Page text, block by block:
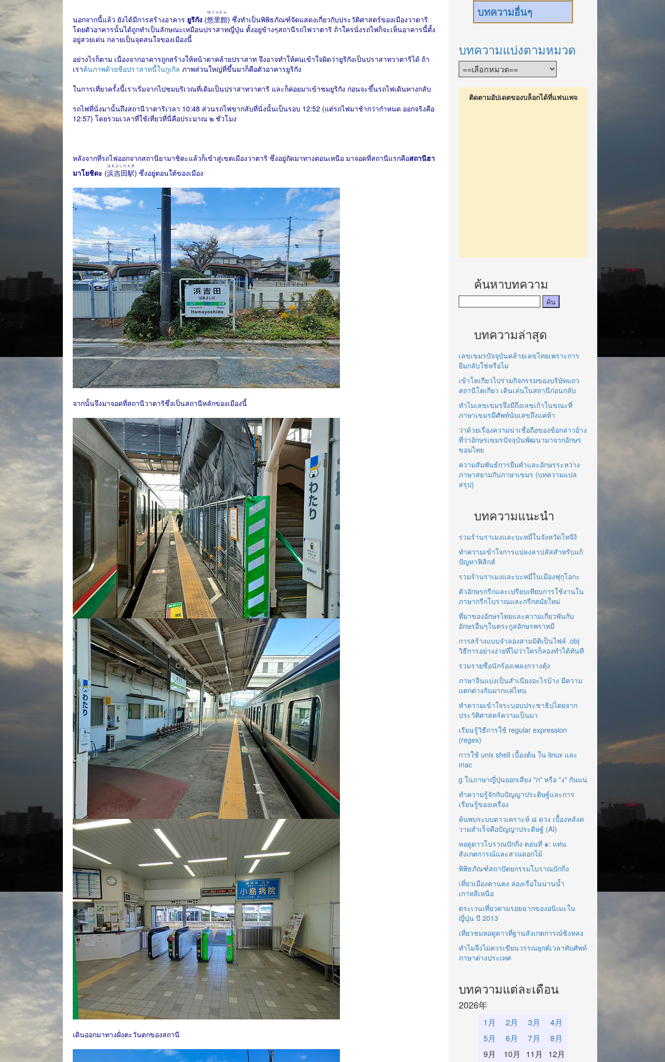
นอกจากนี้แล้ว ยังได้มีการสร้างอาคาร ยูริกัง (悠里館
ゆうりかん
) ซึ่งทำเป็นพิพิธภัณฑ์จัดแสดงเกี่ยวกับประวัติศาสตร์ของเมืองวาตาริ
โดยตัวอาคารนั้นได้ถูกทำเป็นลักษณะเหมือนปราสาทญี่ปุ่น ตั้งอยู่ข้างๆสถานีรถไฟวาตาริ ถ้าใครนั่งรถไฟก็จะเห็นอาคารนี้ตั้ง
อยู่สวยเด่น กลายเป็นจุดสนใจของเมืองนี้
อย่างไรก็ตาม เนื่องจากอาคารถูกสร้างให้หน้าตาคล้ายปราสาท จึงอาจทำให้คนเข้าใจผิดว่ายูริกังเป็นปราสาทวาตาริได้ ถ้า
เราค้นภาพด้วยชือปราสาทนี้ในกูเกิล ภาพส่วนใหญ่ที่ขึ้นมาก็คือตัวอาคารยูริกัง
ในการเที่ยวครั้งนี้เราเริ่มจากไปชมบริเวณที่เดิมเป็นปราสาทวาตาริ และก็ค่อยมาเข้าชมยูริกัง ก่อนจะขึ้นรถไฟเดินทางกลับ
รถไฟที่นั่งมานั้นถึงสถานีวาตาริเวลา 10:48 ส่วนรถไฟขากลับที่นั่งนั้นเป็นรอบ 12:52 (แต่รถไฟมาช้ากว่ากำหนด ออกจริงคือ
12:57) โดยรวมเวลาที่ใช้เที่ยวที่นี่คือประมาณ ๒ ชั่วโมง
หลังจากที่รถไฟออกจากสถานียามาชิตะแล้วก็เข้าสู่เขตเมืองวาตาริ ซึ่งอยู่ถัดมาทางตอนเหนือ มาจอดที่สถานีแรกคือสถานีฮา
มาโยชิดะ (浜吉田駅
はまよしだえき
) ซึ่งอยู่ตอนใต้ของเมือง
จากนั้นจึงมาจอดที่สถานีวาตาริซึ่งเป็นสถานีหลักของเมืองนี้
เดินออกมาทางฝั่งตะวันตกของสถานี
บทความอื่นๆ
บทความแบ่งตามหมวด
ติดตามอัปเดตของบล็อกได้ที่แฟนเพจ
ค้นหาบทความ
บทความล่าสุด
เลขเขมรปัจจุบันคล้ายเลขไทยเพราะการ
ยืมกลับใช่หรือไม่
เข้าโตเกียวไปร่วมกิจกรรมของบริษัทแถว
สถานีโตเกียว เดินเล่นในสถานีก่อนกลับ
ทำไมเลขเขมรจึงมีถึงเลขเก้าในขณะที่
ภาษาเขมรมีศัพท์นับเลขถึงแค่ห้า
ว่าด้วยเรื่องความน่าเชื่อถือของข้อกล่าวอ้าง
ที่ว่าอักษรเขมรปัจจุบันพัฒนามาจากอักษร
ขอมไทย
ความสัมพันธ์การยืมคำและอักษรระหว่าง
ภาษาสยามกับภาษาเขมร (บทความแปล
สรุป)
บทความแนะนำ
รวมร้านราเมงและบะหมี่ในจังหวัดโทจิงิ
ทำความเข้าใจการแปลงลาปลัสสำหรับแก้
ปัญหาฟิสิกส์
รวมร้านราเมงและบะหมี่ในเมืองฟุกุโอกะ
ตัวอักษรกรีกและเปรียบเทียบการใช้งานใน
ภาษากรีกโบราณและกรีกสมัยใหม่
ที่มาของอักษรไทยและความเกี่ยวพันกับ
อักษรอื่นๆในตระกูลอักษรพราหมี
การสร้างแบบจำลองสามมิติเป็นไฟล์ .obj
วิธีการอย่างง่ายที่ไม่ว่าใครก็ลองทำได้ทันที
รวมรายชื่อนักร้องเพลงกวางตุ้ง
ภาษาจีนแบ่งเป็นสำเนียงอะไรบ้าง มีความ
แตกต่างกันมากแค่ไหน
ทำความเข้าใจระบอบประชาธิปไตยจาก
ประวัติศาสตร์ความเป็นมา
เรียนรู้วิธีการใช้ regular expression
(regex)
การใช้ unix shell เบื้องต้น ใน linux และ
mac
g ในภาษาญี่ปุ่นออกเสียง "ก" หรือ "ง" กันแน่
ทำความรู้จักกับปัญญาประดิษฐ์และการ
เรียนรู้ของเครื่อง
ค้นพบระบบดาวเคราะห์ ๘ ดวง เบื้องหลังค
วามสำเร็จคือปัญญาประดิษฐ์ (AI)
หอดูดาวโบราณปักกิ่ง ตอนที่ ๑: แท่น
สังเกตการณ์และสวนดอกไม้
พิพิธภัณฑ์สถาปัตยกรรมโบราณปักกิ่ง
เที่ยวเมืองตานตง ล่องเรือในน่านน้ำ
เกาหลีเหนือ
ตระเวนเที่ยวตามรอยฉากของอนิเมะใน
ญี่ปุ่น ปี 2013
เที่ยวชมหอดูดาวที่ฐานสังเกตการณ์ซิงหลง
ทำไมจึงไม่ควรเขียนวรรณยุกต์เวลาทับศัพท์
ภาษาต่างประเทศ
บทความแต่ละเดือน
2026年
1月 2月 3月
4月
5月
6月 7月
8月
9月
10月 11月 12月